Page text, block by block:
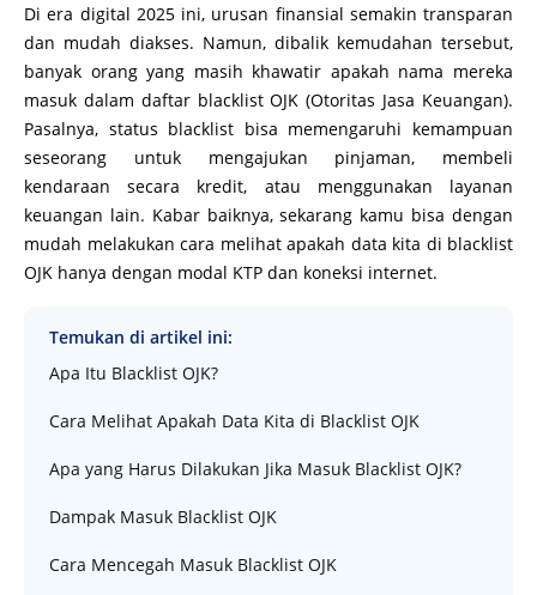
Di era digital 2025 ini, urusan finansial semakin transparan
dan mudah diakses. Namun, dibalik kemudahan tersebut,
banyak orang yang masih khawatir apakah nama mereka
masuk dalam daftar blacklist OJK (Otoritas Jasa Keuangan).
Pasalnya, status blacklist bisa memengaruhi kemampuan
seseorang untuk mengajukan pinjaman, membeli
kendaraan secara kredit, atau menggunakan layanan
keuangan lain. Kabar baiknya, sekarang kamu bisa dengan
mudah melakukan cara melihat apakah data kita di blacklist
OJK hanya dengan modal KTP dan koneksi internet.
Temukan di artikel ini:
Apa Itu Blacklist OJK?
Cara Melihat Apakah Data Kita di Blacklist OJK
Apa yang Harus Dilakukan Jika Masuk Blacklist OJK?
Dampak Masuk Blacklist OJK
Cara Mencegah Masuk Blacklist OJK